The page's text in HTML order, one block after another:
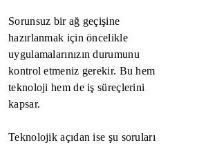
Sorunsuz bir ağ geçişine
hazırlanmak için öncelikle
uygulamalarınızın durumunu
kontrol etmeniz gerekir. Bu hem
teknoloji hem de iş süreçlerini
kapsar.
Teknolojik açıdan ise şu soruları